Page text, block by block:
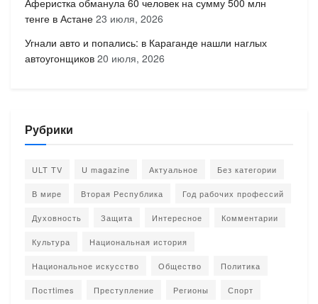
тенге в Астане 23 июля, 2026
Угнали авто и попались: в Караганде нашли наглых
автоугонщиков 20 июля, 2026
Рубрики
ULT TV U magazine Актуальное Без категории
В мире Вторая Республика Год рабочих профессий
Духовность Защита Интересное Комментарии
Культура Национальная история
Национальное искусство Общество Политика
Постtimes Преступление Регионы Спорт